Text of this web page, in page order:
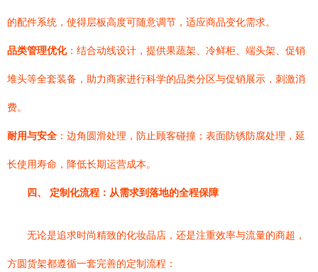
的配件系统，使得层板高度可随意调节，适应商品变化需求。
品类管理优化：结合动线设计，提供果蔬架、冷鲜柜、端头架、促销
堆头等全套装备，助力商家进行科学的品类分区与促销展示，刺激消
费。
耐用与安全 ：边角圆滑处理，防止顾客碰撞；表面防锈防腐处理，延
长使用寿命，降低长期运营成本。
四、 定制化流程：从需求到落地的全程保障
无论是追求时尚精致的化妆品店，还是注重效率与流量的商超，
方圆货架都遵循一套完善的定制流程：